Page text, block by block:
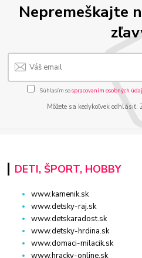
Nepremeškajte
Súhlasím sospracovaním osobných
Môžete sa kedykoľvek
DETI, ŠPORT, HOBBY
www.kamenik.sk
www.detsky-raj.sk
www.detskaradost.sk
www.detsky-hrdina.sk
www.domaci-milacik.sk
www.hracky-online.sk